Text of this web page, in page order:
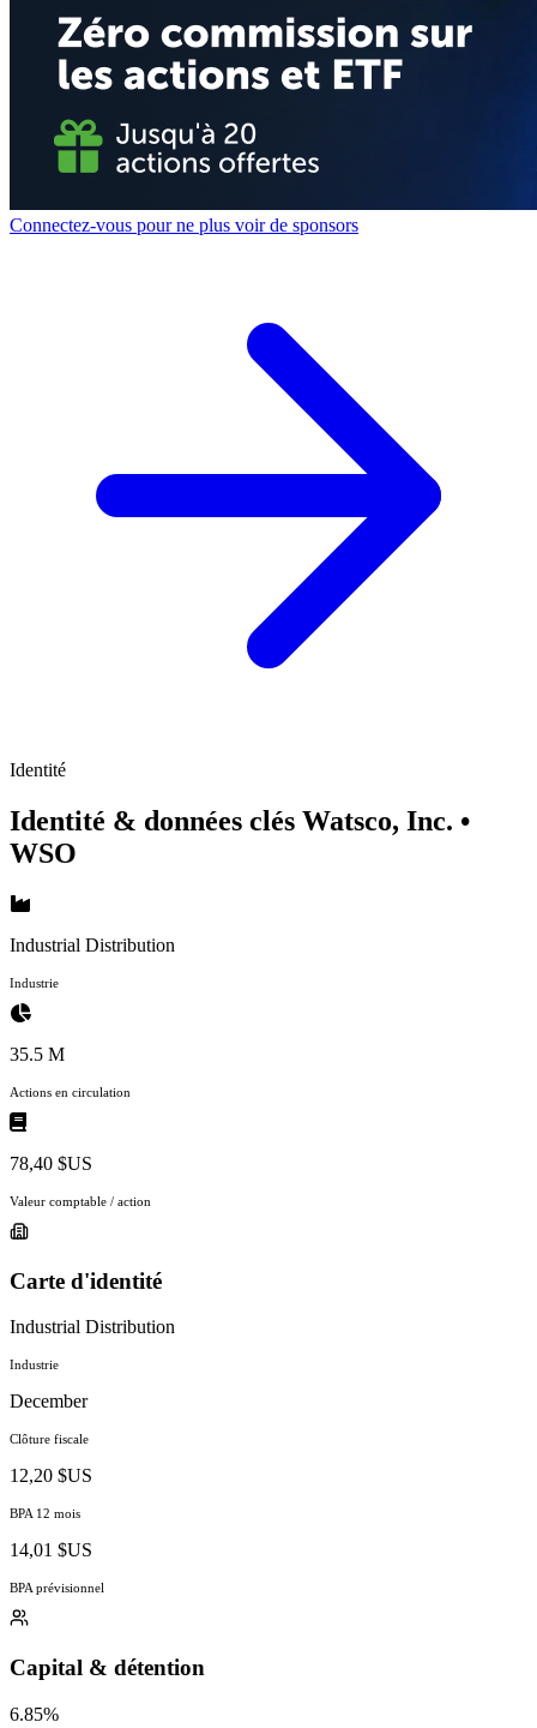
Connectez-vous pour ne plus voir de sponsors
Identité
Identité & données clés Watsco, Inc. •
WSO
Industrial Distribution
Industrie
35.5 M
Actions en circulation
78,40 $US
Valeur comptable / action
Carte d'identité
Industrial Distribution
Industrie
December
Clôture fiscale
12,20 $US
BPA 12 mois
14,01 $US
BPA prévisionnel
Capital & détention
6.85%